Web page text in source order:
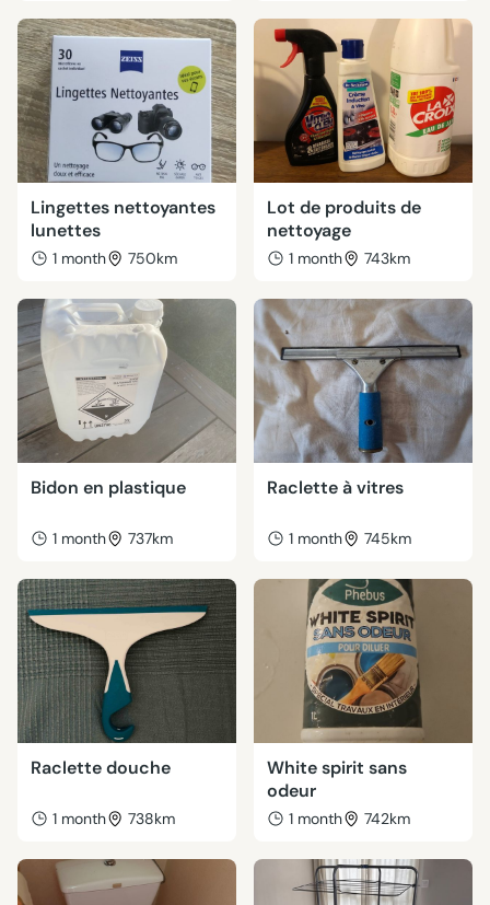
Lingettes nettoyantes
lunettes
1 month 750km
Lot de produits de
nettoyage
1 month 743km
Bidon en plastique
1 month 737km
Raclette à vitres
1 month 745km
Raclette douche
1 month 738km
White spirit sans
odeur
1 month 742km